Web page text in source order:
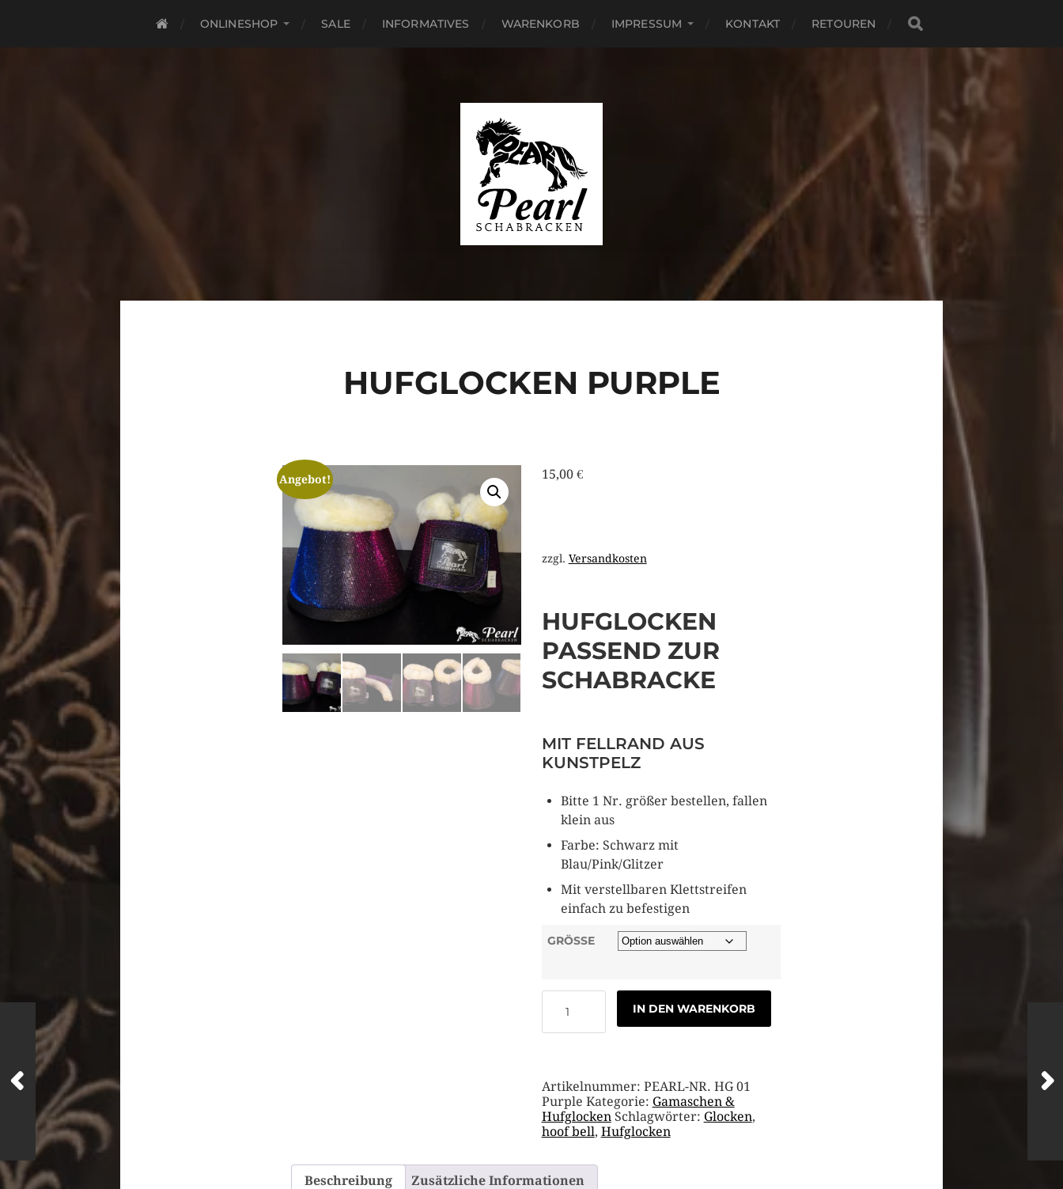
ONLINESHOP SALE INFORMATIVES WARENKORB IMPRESSUM KONTAKT RETOUREN
HUFGLOCKEN PURPLE
Angebot! 15,00 €
zzgl. Versandkosten
HUFGLOCKEN
PASSEND ZUR
SCHABRACKE
MIT FELLRAND AUS
KUNSTPELZ
Bitte 1 Nr. größer bestellen, fallen
klein aus
Farbe: Schwarz mit
Blau/Pink/Glitzer
Mit verstellbaren Klettstreifen
einfach zu befestigen
GRÖSSE
IN DEN WARENKORB
Artikelnummer: PEARL-NR. HG 01
Purple Kategorie: Gamaschen &
Hufglocken Schlagwörter: Glocken,
hoof bell, Hufglocken
Beschreibung Zusätzliche Informationen